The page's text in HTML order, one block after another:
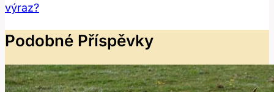
výraz?
Podobné Příspěvky